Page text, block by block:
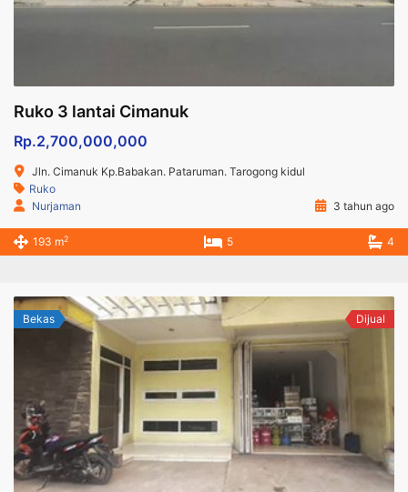
Ruko 3 lantai Cimanuk
Rp.2,700,000,000
Jln. Cimanuk Kp.Babakan. Pataruman. Tarogong kidul
Ruko
Nurjaman
3 tahun ago
193 m2 5 4
Bekas Dijual